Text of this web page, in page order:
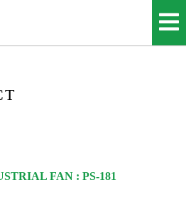
FAN : PS-181